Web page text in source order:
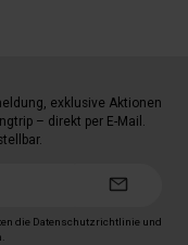
exklusive Aktionen
– direkt per E-Mail.
die Datenschutzrichtlinie und